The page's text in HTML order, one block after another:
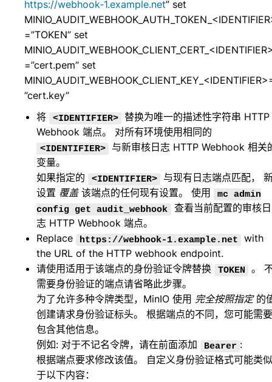
https://webhook-1.example.net” set
=”TOKEN” set
=”cert.pem” set
”cert.key”
将
<IDENTIFIER>
替换为唯一的描述性字符串 HTTP
Webhook 端点。 对所有环境使用相同的
<IDENTIFIER>
与新审核日志 HTTP Webhook 相关
变量。
如果指定的
<IDENTIFIER>
与现有日志端点匹配，
设置 覆盖该端点的任何现有设置。 使用 mc admin
config get audit_webhook
查看当前配置的审核日
志 HTTP Webhook 端点。
Replace
https://webhook-1.example.net
with
the URL of the HTTP webhook endpoint.
请使用适用于该端点的身份验证令牌替换
TOKEN
。
需要身份验证的端点请省略此步骤。
为了允许多种令牌类型，MinIO 使用 完全按照指定的
创建请求身份验证标头。 根据端点的不同，您可能需要
包含其他信息。
例如: 对于不记名令牌，请在前面添加
Bearer :
根据端点要求修改该值。 自定义身份验证格式可能类似
于以下内容：